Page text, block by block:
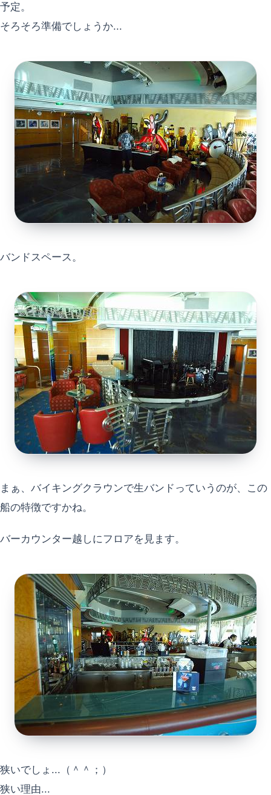
予定。
そろそろ準備でしょうか...
バンドスペース。
まぁ、バイキングクラウンで生バンドっていうのが、この
船の特徴ですかね。
バーカウンター越しにフロアを見ます。
狭いでしょ...（＾＾；）
狭い理由...